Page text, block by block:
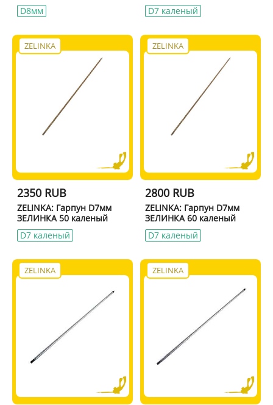
D8мм
D7 каленый
ZELINKA
2350 RUB
ZELINKA: Гарпун D7мм
ЗЕЛИНКА 50 каленый
D7 каленый
ZELINKA
2800 RUB
ZELINKA: Гарпун D7мм
ЗЕЛИНКА 60 каленый
D7 каленый
ZELINKA ZELINKA